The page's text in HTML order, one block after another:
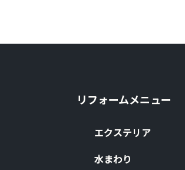
リフォームメニュー
エクステリア
⽔まわり